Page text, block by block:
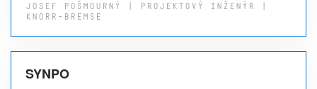
JOSEF POŠMOURNÝ | PROJEKTOVÝ INŽENÝR |
KNORR-BREMSE
SYNPO